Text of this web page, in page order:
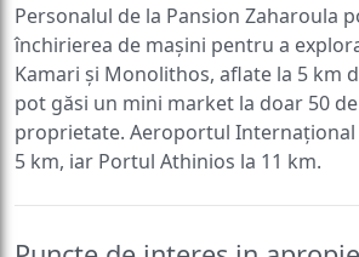
Personalul de la Pansion Zaharoula
închirierea de mașini pentru a
Kamari și Monolithos, aflate la 5 km
pot găsi un mini market la doar 50
proprietate. Aeroportul Internațional
5 km, iar Portul Athinios la 11 km.